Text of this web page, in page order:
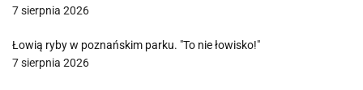
7 sierpnia 2026
Łowią ryby w poznańskim parku. "To nie łowisko!"
7 sierpnia 2026